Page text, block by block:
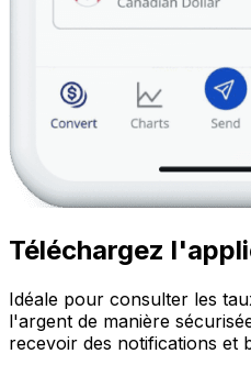
Téléchargez
Idéale pour consulter les
l'argent de manière
recevoir des notifications et